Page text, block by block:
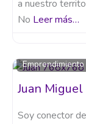
a nuestro
No Leer más…
Emprendimiento
Juan
Soy conector